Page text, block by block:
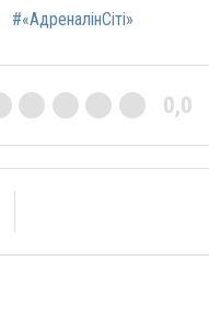
#«АдреналінСіті»
0,0